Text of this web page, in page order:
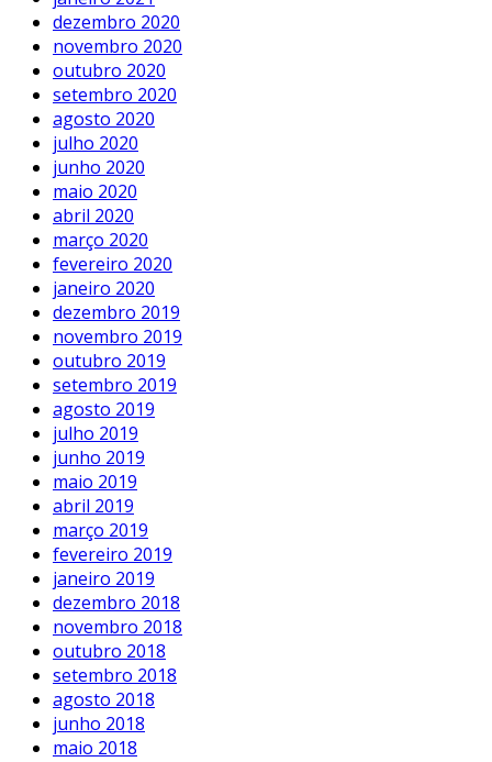
dezembro 2020
novembro 2020
outubro 2020
setembro 2020
agosto 2020
julho 2020
junho 2020
maio 2020
abril 2020
março 2020
fevereiro 2020
janeiro 2020
dezembro 2019
novembro 2019
outubro 2019
setembro 2019
agosto 2019
julho 2019
junho 2019
maio 2019
abril 2019
março 2019
fevereiro 2019
janeiro 2019
dezembro 2018
novembro 2018
outubro 2018
setembro 2018
agosto 2018
junho 2018
maio 2018